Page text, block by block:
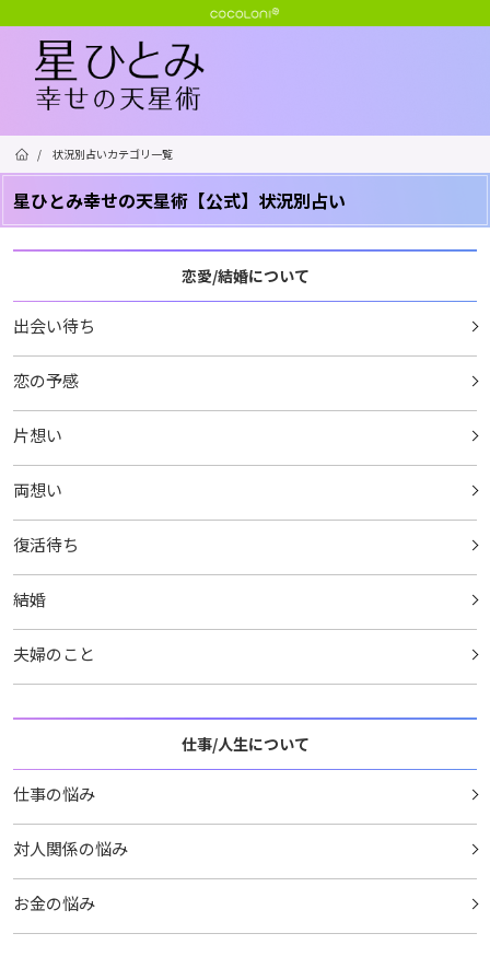
/ 状況別占いカテゴリ一覧
星ひとみ幸せの天星術【公式】状況別占い
恋愛/結婚について
出会い待ち
恋の予感
片想い
両想い
復活待ち
結婚
夫婦のこと
仕事/人生について
仕事の悩み
対人関係の悩み
お金の悩み